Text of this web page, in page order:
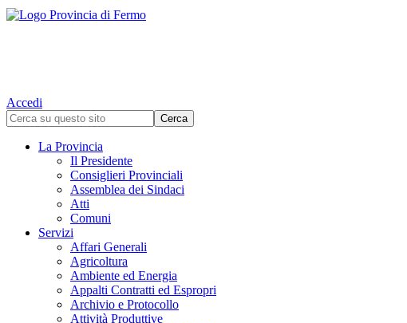
Accedi
La Provincia
Il Presidente
Consiglieri Provinciali
Assemblea dei Sindaci
Atti
Comuni
Servizi
Affari Generali
Agricoltura
Ambiente ed Energia
Appalti Contratti ed Espropri
Archivio e Protocollo
Attività Produttive